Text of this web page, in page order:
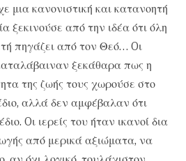
μια κανονιστική και κατανοητή
ξεκινούσε από την ιδέα ότι όλη
πηγάζει από τον Θεό… Oι
ξεκάθαρα πως η
της ζωής τους χωρούσε στο
αλλά δεν αμφέβαλαν ότι
Oι ιερείς του ήταν ικανοί δια
από μερικά αξιώματα, να